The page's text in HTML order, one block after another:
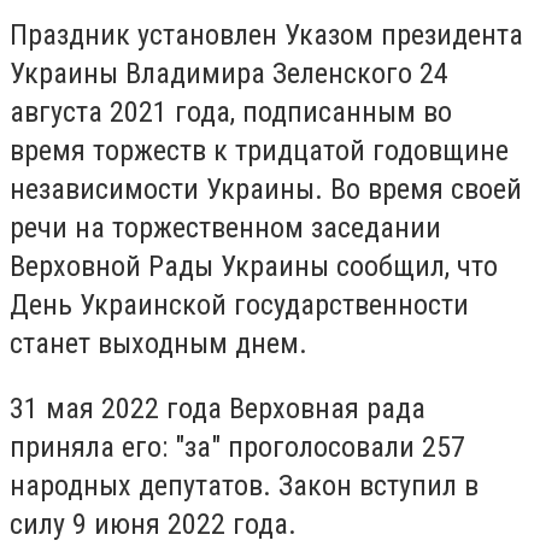
Праздник установлен Указом президента
Украины Владимира Зеленского 24
августа 2021 года, подписанным во
время торжеств к тридцатой годовщине
независимости Украины. Во время своей
речи на торжественном заседании
Верховной Рады Украины сообщил, что
День Украинской государственности
станет выходным днем.
31 мая 2022 года Верховная рада
приняла его: "за" проголосовали 257
народных депутатов. Закон вступил в
силу 9 июня 2022 года.